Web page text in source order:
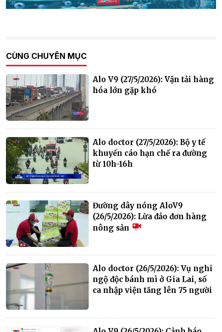
CÙNG CHUYÊN MỤC
Alo V9 (27/5/2026): Vận tải hàng
hóa lớn gặp khó
Alo doctor (27/5/2026): Bộ y tế
khuyến cáo hạn chế ra đường
từ 10h-16h
Đường dây nóng AloV9
(26/5/2026): Lừa đảo đơn hàng
nông sản
Alo doctor (26/5/2026): Vụ nghi
ngộ độc bánh mì ở Gia Lai, số
ca nhập viện tăng lên 75 người